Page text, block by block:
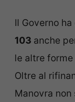
Il Governo
103 anche
le altre
Oltre al
Manovra